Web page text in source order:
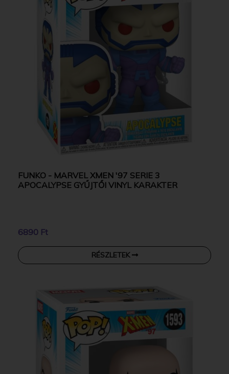
FUNKO - MARVEL XMEN '97 SERIE 3
APOCALYPSE GYŰJTŐI VINYL KARAKTER
6890 Ft
RÉSZLETEK